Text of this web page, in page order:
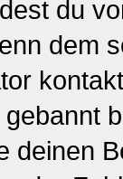
du
dem
deinen